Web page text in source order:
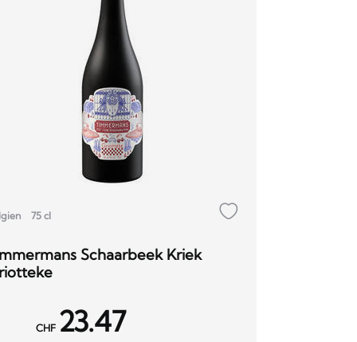
75 cl
Schaarbeek Kriek
CHF 23.47